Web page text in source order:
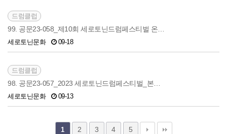
드럼클럽
99. 공문23-058_제10회 세로토닌드럼페스티벌 온…
세로토닌문화 09-18
드럼클럽
98. 공문23-057_2023 세로토닌드럼페스티벌_본…
세로토닌문화 09-13
1 2 3 4 5